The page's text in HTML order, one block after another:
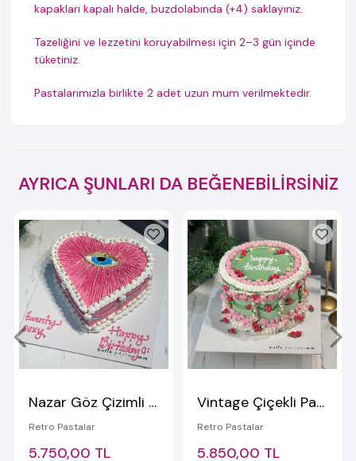
kapakları kapalı halde, buzdolabında (+4) saklayınız.
Tazeliğini ve lezzetini koruyabilmesi için 2–3 gün içinde
tüketiniz.
Pastalarımızla birlikte 2 adet uzun mum verilmektedir.
AYRICA ŞUNLARI DA BEĞENEBİLİRSİNİZ
Nazar Göz Çizimli Retro Pasta
Retro Pastalar
5.750,00 TL
Vintage Çiçekli Pasta
Retro Pastalar
5.850,00 TL